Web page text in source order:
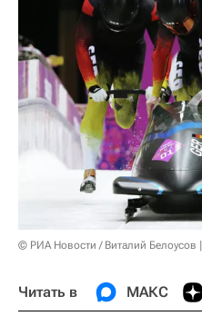
© РИА Новости / Виталий Белоусов
Читать в МАКС